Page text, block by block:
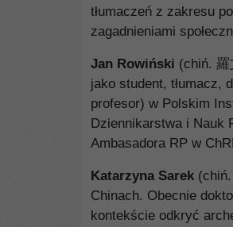
tłumaczeń z zakresu
zagadnieniami
Jan Rowiński (chiń.
jako student, tłumacz,
profesor) w Polskim
Dziennikarstwa i Nauk
Ambasadora RP w
Katarzyna Sarek
Chinach. Obecnie
kontekście odkryć